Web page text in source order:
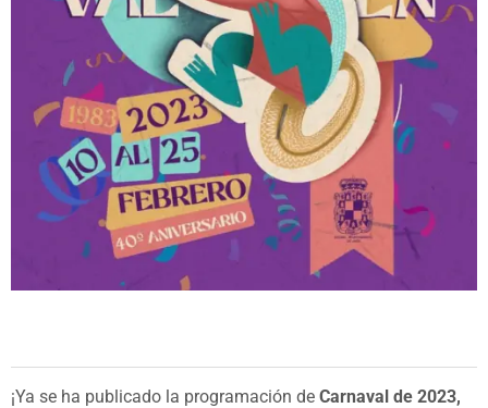
¡Ya se ha publicado la programación de Carnaval de 2023,